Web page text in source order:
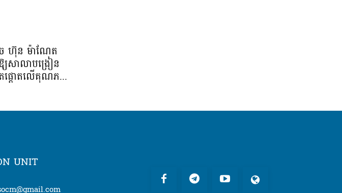
ច ហ៊ុន ម៉ាណែត
សាលាបង្រៀន
ផ្តោតលើគុណភ...
UNIT